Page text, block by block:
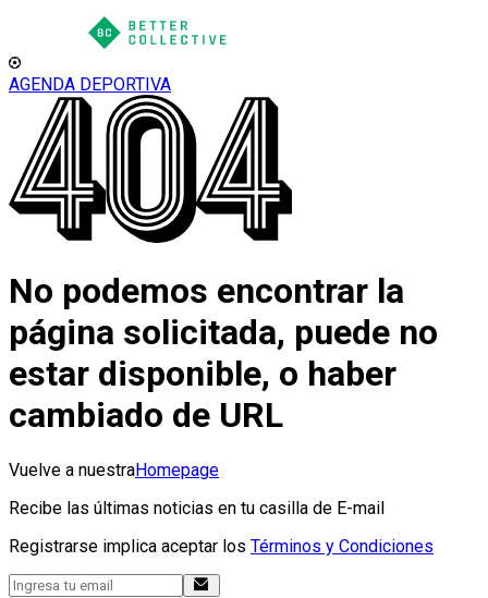
AGENDA DEPORTIVA
No podemos encontrar la
página solicitada, puede no
estar disponible, o haber
cambiado de URL
Vuelve a nuestraHomepage
Recibe las últimas noticias en tu casilla de E-mail
Registrarse implica aceptar los Términos y Condiciones